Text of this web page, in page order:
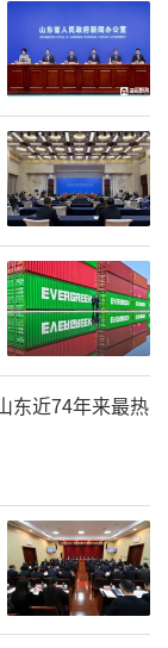
文化和旅游
合主办，紧
城、惠享消
内需”工作
在通过冰雪
济发展新动
东近74年来最热